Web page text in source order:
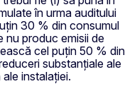
în urma auditului
30 % din consumul
nu produc emisii de
cel puțin 50 % din
substanțiale ale
instalației.